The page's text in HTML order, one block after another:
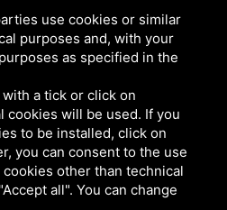
4/A 40023 Castel Guelfo di Bologna
|Privacy|Notes légales|
Sitemap
use cookies or similar
purposes and, with your
as specified in the
a tick or click on
cookies will be used. If you
to be installed, click on
you can consent to the use
other than technical
all". You can change